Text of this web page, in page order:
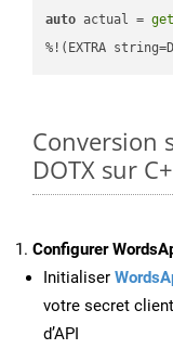
auto actual =
%!(EXTRA
Conversion
DOTX sur
Configurer
Initialiser
votre secret
d’API